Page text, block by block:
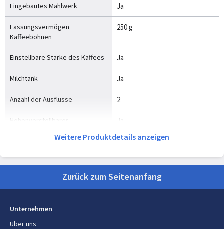
Eingebautes Mahlwerk Ja
Fassungsvermögen
Kaffeebohnen
250 g
Einstellbare Stärke des Kaffees Ja
Milchtank Ja
Anzahl der Ausflüsse 2
Höhenverstellbarer
Ja
Ja
Spülmaschinenfeste Teile
Weitere Produktdetails anzeigen
Zurück zum Seitenanfang
Unternehmen
Über uns